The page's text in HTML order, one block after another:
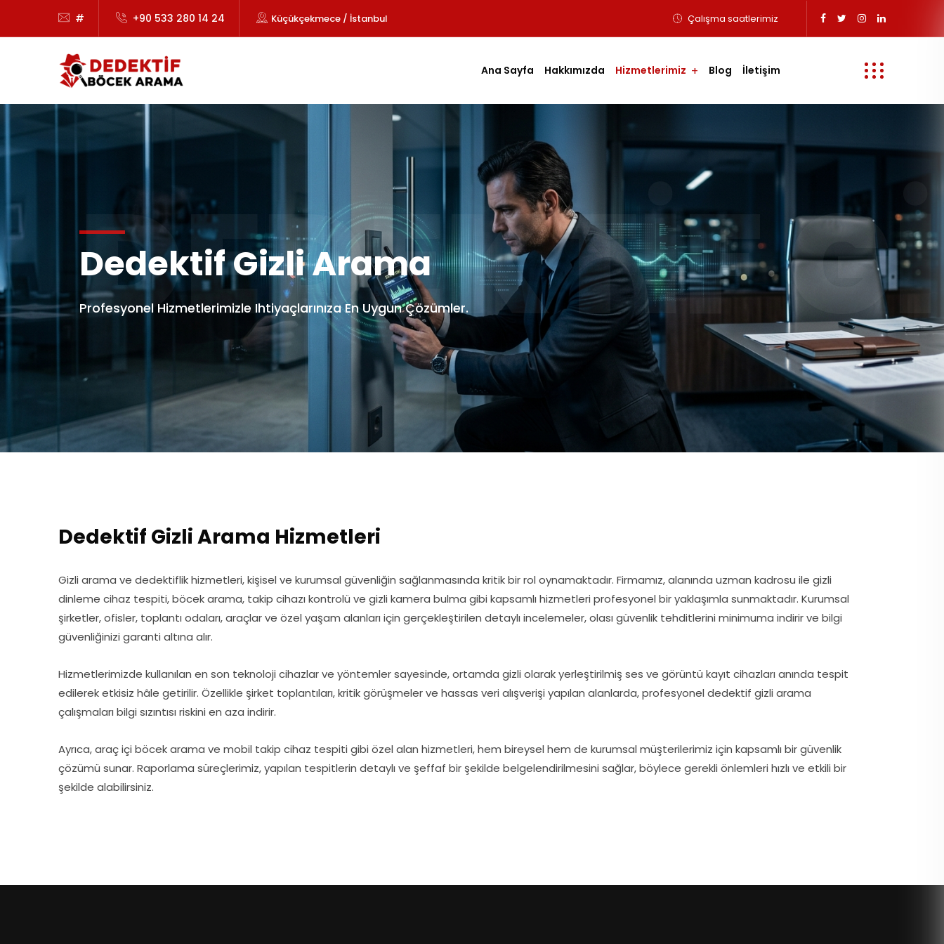
# +90 533 280 14 24 Küçükçekmece / İstanbul Çalışma saatlerimiz
Ana Sayfa Hakkımızda Hizmetlerimiz Blog İletişim
Dedektif Gizli Arama
DEDEKTIF
Profesyonel Hizmetlerimizle Ihtiyaçlarınıza En Uygun Çözümler.
Dedektif Gizli Arama Hizmetleri
Gizli arama ve dedektiflik hizmetleri, kişisel ve kurumsal güvenliğin sağlanmasında kritik bir rol oynamaktadır. Firmamız, alanında uzman kadrosu ile gizli
dinleme cihaz tespiti, böcek arama, takip cihazı kontrolü ve gizli kamera bulma gibi kapsamlı hizmetleri profesyonel bir yaklaşımla sunmaktadır. Kurumsal
şirketler, ofisler, toplantı odaları, araçlar ve özel yaşam alanları için gerçekleştirilen detaylı incelemeler, olası güvenlik tehditlerini minimuma indirir ve bilgi
güvenliğinizi garanti altına alır.
Hizmetlerimizde kullanılan en son teknoloji cihazlar ve yöntemler sayesinde, ortamda gizli olarak yerleştirilmiş ses ve görüntü kayıt cihazları anında tespit
edilerek etkisiz hâle getirilir. Özellikle şirket toplantıları, kritik görüşmeler ve hassas veri alışverişi yapılan alanlarda, profesyonel dedektif gizli arama
çalışmaları bilgi sızıntısı riskini en aza indirir.
Ayrıca, araç içi böcek arama ve mobil takip cihaz tespiti gibi özel alan hizmetleri, hem bireysel hem de kurumsal müşterilerimiz için kapsamlı bir güvenlik
çözümü sunar. Raporlama süreçlerimiz, yapılan tespitlerin detaylı ve şeffaf bir şekilde belgelendirilmesini sağlar, böylece gerekli önlemleri hızlı ve etkili bir
şekilde alabilirsiniz.